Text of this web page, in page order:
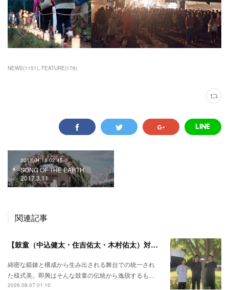
NEWS(1151) FEATURE(176)
2017.04.18 02:45
SONG OF THE EARTH
2017.3.11
関連記事
【鼓童（中込健太・住吉佑太・木村佑太）対談】即興で得られる新たな感覚。
綿密な鍛錬と構成から生み出される舞台での統一され
た様式美。即興はそんな鼓童の伝統から逸脱するも…
2026.08.07 01:10